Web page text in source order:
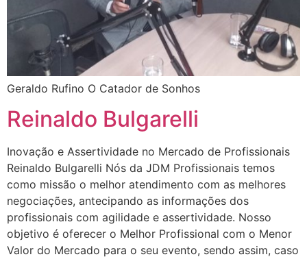
Geraldo Rufino O Catador de Sonhos
Reinaldo Bulgarelli
Inovação e Assertividade no Mercado de Profissionais
Reinaldo Bulgarelli Nós da JDM Profissionais temos
como missão o melhor atendimento com as melhores
negociações, antecipando as informações dos
profissionais com agilidade e assertividade. Nosso
objetivo é oferecer o Melhor Profissional com o Menor
Valor do Mercado para o seu evento, sendo assim, caso